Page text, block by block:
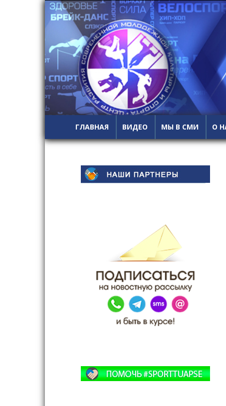
ГЛАВНАЯ ВИДЕО МЫ В СМИ О